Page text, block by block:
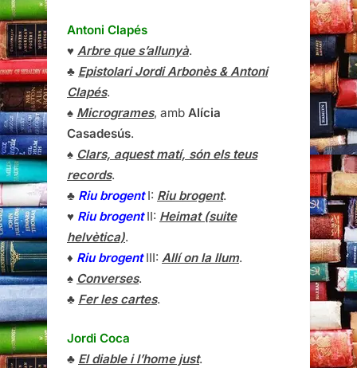
Antoni Clapés
♥ Arbre que s’allunyà.
♣ Epistolari Jordi Arbonès & Antoni
Clapés.
♠ Microgrames, amb Alícia
Casadesús.
♠ Clars, aquest matí, són els teus
records.
♣ Riu brogentI: Riu brogent.
♥ Riu brogentII: Heimat (suite
helvètica).
♦ Riu brogentIII: Allí on la llum.
♠ Converses.
♣ Fer les cartes.
Jordi Coca
♣ El diable i l’home just.